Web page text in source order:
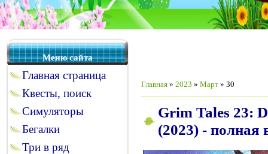
Меню сайта
Главная страница
Квесты, поиск
Симуляторы
Бегалки
Три в ряд
Главная » 2023 » Март » 30
Grim Tales 23:
(2023) - полная